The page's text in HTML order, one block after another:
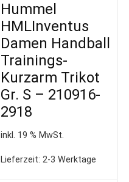
Hummel
HMLInventus
Damen Handball
Trainings-
Kurzarm Trikot
Gr. S – 210916-
2918
inkl. 19 % MwSt.
Lieferzeit:2-3 Werktage